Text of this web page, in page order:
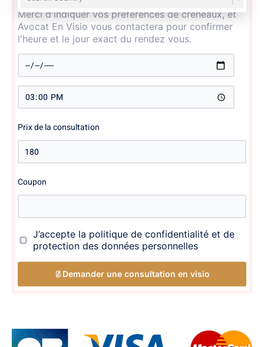
Quand souhaitez vous prendre rendez vous ?
Merci d'indiquer vos préférences de créneaux, et
Avocat En Visio vous contactera pour confirmer
l'heure et le jour exact du rendez vous.
Prix de la consultation
Coupon
J’accepte la politique de confidentialité et de
protection des données personnelles
Demander une consultation en visio